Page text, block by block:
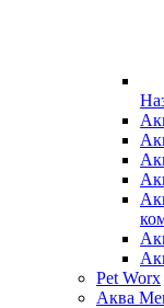
Pet Worx
Аква